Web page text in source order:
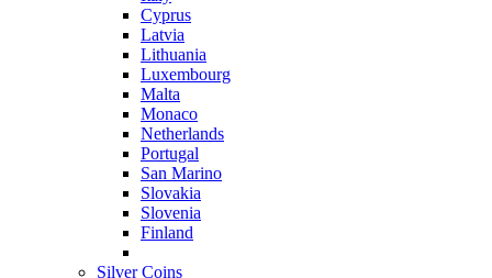
Cyprus
Latvia
Lithuania
Luxembourg
Malta
Monaco
Netherlands
Portugal
San Marino
Slovakia
Slovenia
Finland
Silver Coins